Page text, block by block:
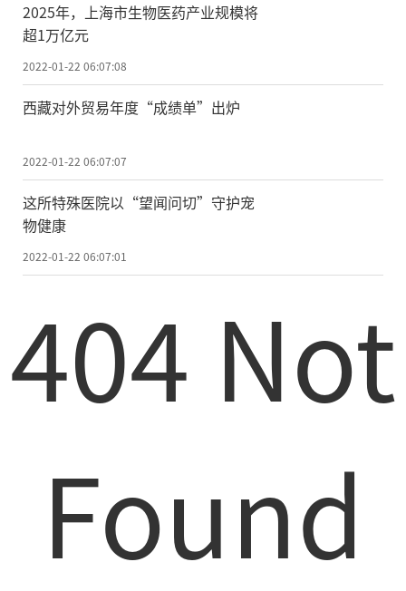
2025年，上海市生物医药产业规模将
超1万亿元
2022-01-22 06:07:08
西藏对外贸易年度“成绩单”出炉
2022-01-22 06:07:07
这所特殊医院以“望闻问切”守护宠
物健康
2022-01-22 06:07:01
404 Not
Found